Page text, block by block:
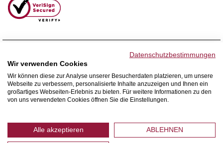
WIR VERSENDEN MIT
Datenschutzbestimmungen
Wir verwenden Cookies
Wir können diese zur Analyse unserer Besucherdaten platzieren, um unsere
Webseite zu verbessern, personalisierte Inhalte anzuzeigen und Ihnen ein
großartiges Webseiten-Erlebnis zu bieten. Für weitere Informationen zu den
von uns verwendeten Cookies öffnen Sie die Einstellungen.
Alle akzeptieren ABLEHNEN